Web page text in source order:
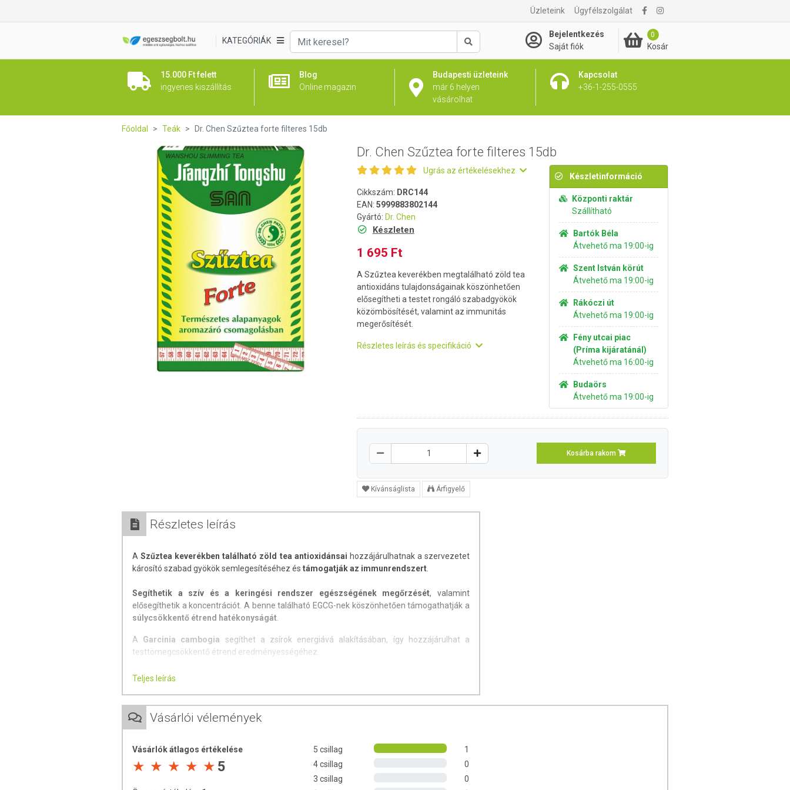
Üzleteink Ügyfélszolgálat
KATEGÓRIÁK
Keresés
Bejelentkezés
Saját fiók
0
Kosár
15.000 Ft felett
ingyenes kiszállítás
Blog
Online magazin
Budapesti üzleteink
már 6 helyen
vásárolhat
Kapcsolat
+36-1-255-0555
1 695 Ft Kosárba rakom
Főoldal Teák Dr. Chen Szűztea forte filteres 15db
Dr. Chen Szűztea forte filteres 15db
Ugrás az értékelésekhez
Cikkszám: DRC144
EAN: 5999883802144
Gyártó: Dr. Chen
Készleten
1 695 Ft
A Szűztea keverékben megtalálható zöld tea
antioxidáns tulajdonságainak köszönhetően
elősegítheti a testet rongáló szabadgyökök
közömbösítését, valamint az immunitás
megerősítését.
Részletes leírás és specifikáció
Készletinformáció
Központi raktár
Szállítható
Bartók Béla
Átvehető ma 19:00-ig
Szent István körút
Átvehető ma 19:00-ig
Rákóczi út
Átvehető ma 19:00-ig
Fény utcai piac
(Príma kijáratánál)
Átvehető ma 16:00-ig
Budaörs
Átvehető ma 19:00-ig
Kosárba rakom
Kívánságlista Árfigyelő
Részletes leírás
ASzűztea keverékben található zöld tea antioxidánsai hozzájárulhatnak a szervezetet
károsító szabad gyökök semlegesítéséhez és támogatják az immunrendszert
Segíthetik a szív és a keringési rendszer egészségének megőrzését, valamint
elősegíthetik a koncentrációt. A benne található EGCG-nek köszönhetően támogathatják a
súlycsökkentő étrend hatékonyságát
A Garcinia cambogia segíthet a zsírok energiává alakításában, így hozzájárulhat a
testtömegcsökkentő étrend eredményességéhez.
Aszennatermészetes módon segít fenntartani a bélműködés rendszerességét,
Alkalmazási javaslatok:
- A
külön-külön vagy akár együtt is, egymást kiegészítve.
- Kora reggel, az ébredést követően a hagyományos kínai orvoslás (TCM) szemlélete
szerint fontos a tüdő és a belek tisztítása és működésének elősegítése. Forrázzon le egy
Teljes leírás
Vásárlói vélemények
Vásárlók átlagos értékelése
5
5 csillag
1
4 csillag
0
3 csillag
0